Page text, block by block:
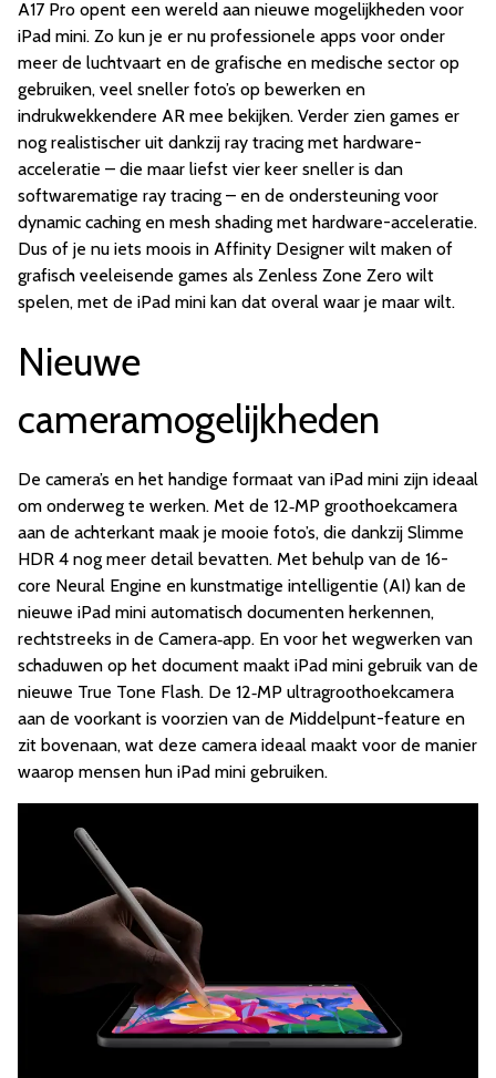
A17 Pro opent een wereld aan nieuwe mogelijkheden voor
iPad mini. Zo kun je er nu professionele apps voor onder
meer de luchtvaart en de grafische en medische sector op
gebruiken, veel sneller foto’s op bewerken en
indrukwekkendere AR mee bekijken. Verder zien games er
nog realistischer uit dankzij ray tracing met hardware-
acceleratie – die maar liefst vier keer sneller is dan
softwarematige ray tracing – en de ondersteuning voor
dynamic caching en mesh shading met hardware-acceleratie.
Dus of je nu iets moois in Affinity Designer wilt maken of
grafisch veel­eisende games als Zenless Zone Zero wilt
spelen, met de iPad mini kan dat overal waar je maar wilt.
Nieuwe
cameramogelijkheden
De camera’s en het handige formaat van iPad mini zijn ideaal
om onderweg te werken. Met de 12‑MP groothoekcamera
aan de achterkant maak je mooie foto’s, die dankzij Slimme
HDR 4 nog meer detail bevatten. Met behulp van de 16-
core Neural Engine en kunstmatige intelligentie (AI) kan de
nieuwe iPad mini automatisch documenten herkennen,
rechtstreeks in de Camera‑app. En voor het wegwerken van
schaduwen op het document maakt iPad mini gebruik van de
nieuwe True Tone Flash. De 12‑MP ultragroothoekcamera
aan de voorkant is voorzien van de Middelpunt-feature en
zit bovenaan, wat deze camera ideaal maakt voor de manier
waarop mensen hun iPad mini gebruiken.